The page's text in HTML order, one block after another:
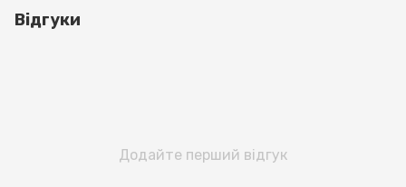
Відгуки
Додайте перший відгук